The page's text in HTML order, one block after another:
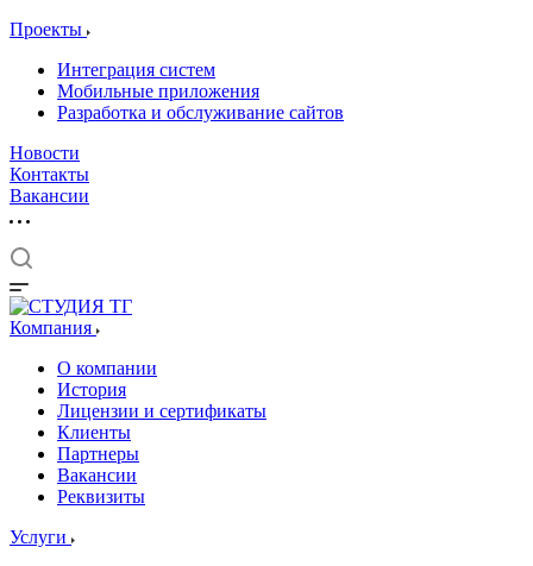
Проекты
Интеграция систем
Мобильные приложения
Разработка и обслуживание сайтов
Новости
Контакты
Вакансии
Компания
О компании
История
Лицензии и сертификаты
Клиенты
Партнеры
Вакансии
Реквизиты
Услуги